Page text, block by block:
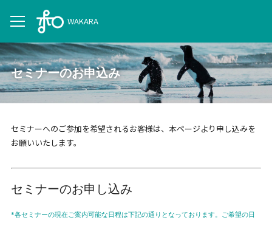
WAKARA
セミナーのお申込み
セミナーへのご参加を希望されるお客様は、本ページより申し込みを
お願いいたします。
セミナーのお申し込み
*各セミナーの現在ご案内可能な日程は下記の通りとなっております。ご希望の日